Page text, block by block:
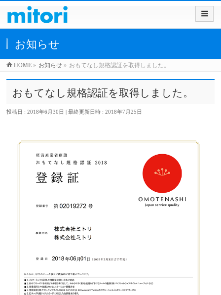
お知らせ
HOME » お知らせ » おもてなし規格認証を取得しました。
おもてなし規格認証を取得しました。
投稿日 : 2018年6月30日 最終更新日時 : 2018年7月25日